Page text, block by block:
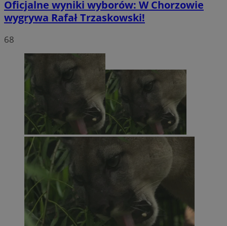
Oficjalne wyniki wyborów: W Chorzowie
wygrywa Rafał Trzaskowski!
68